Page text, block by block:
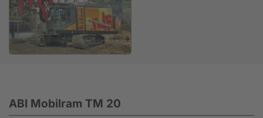
ABI Mobilram TM 20